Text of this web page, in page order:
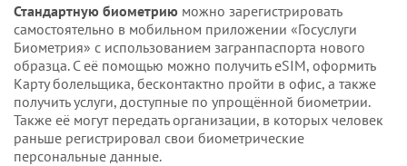
Стандартную биометрию можно зарегистрировать
самостоятельно в мобильном приложении «Госуслуги
Биометрия» с использованием загранпаспорта нового
образца. С её помощью можно получить eSIM, оформить
Карту болельщика, бесконтактно пройти в офис, а также
получить услуги, доступные по упрощённой биометрии.
Также её могут передать организации, в которых человек
раньше регистрировал свои биометрические
персональные данные.